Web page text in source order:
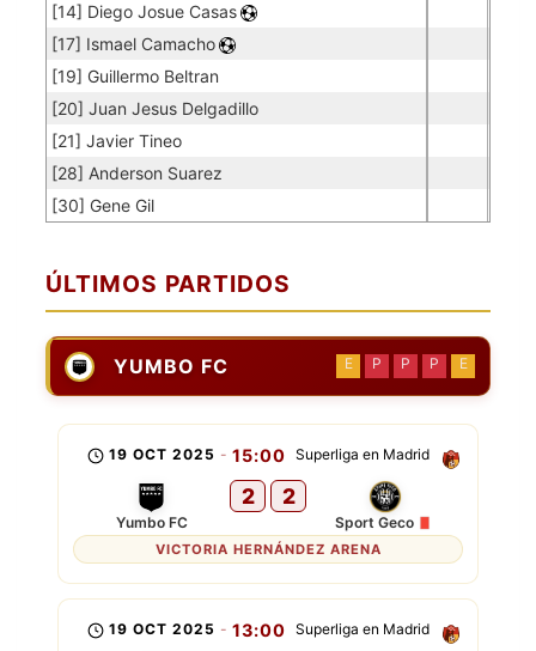
[14] Diego Josue Casas
[17] Ismael Camacho
[19] Guillermo Beltran
[20] Juan Jesus Delgadillo
[21] Javier Tineo
[28] Anderson Suarez
[30] Gene Gil
ÚLTIMOS PARTIDOS
YUMBO FC E P P P E
Superliga en Madrid
19 OCT 2025 - 15:00
Yumbo FC
2 2
Sport Geco
VICTORIA HERNÁNDEZ ARENA
Superliga en Madrid
19 OCT 2025 - 13:00